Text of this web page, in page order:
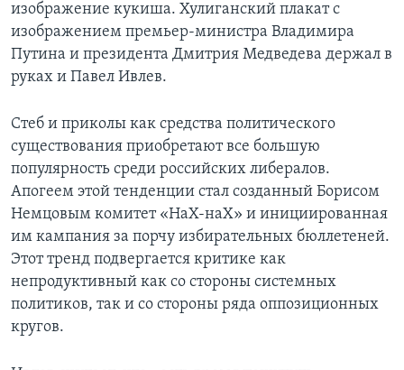
изображение кукиша. Хулиганский плакат с
изображением премьер-министра Владимира
Путина и президента Дмитрия Медведева держал в
руках и Павел Ивлев.
Стеб и приколы как средства политического
существования приобретают все большую
популярность среди российских либералов.
Апогеем этой тенденции стал созданный Борисом
Немцовым комитет «НаХ-наХ» и инициированная
им кампания за порчу избирательных бюллетеней.
Этот тренд подвергается критике как
непродуктивный как со стороны системных
политиков, так и со стороны ряда оппозиционных
кругов.